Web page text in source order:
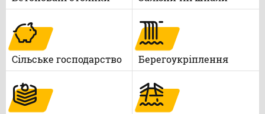
Сільське господарство Берегоукріплення